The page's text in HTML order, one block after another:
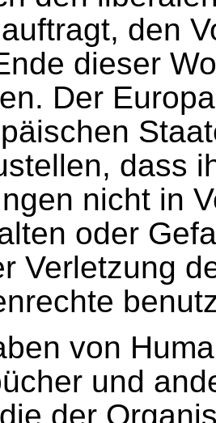
den
dieser
Der
dass
nicht in
oder
Verletzung
von
und
der